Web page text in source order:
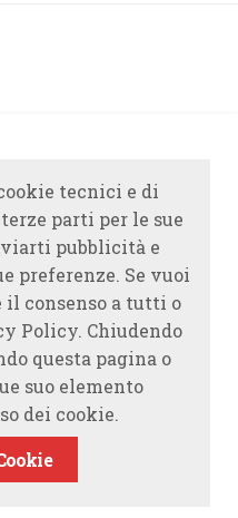
tecnici e di
parti per le sue
pubblicità e
preferenze. Se vuoi
il consenso a tutti o
Policy. Chiudendo
questa pagina o
suo elemento
dei cookie.